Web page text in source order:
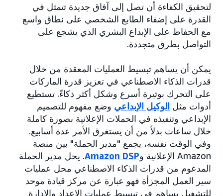
لتحقيق الكفاءة أن تصل إلى آفاق جديدة تتمثل في
القدرة على إضفاء الطابع الشخصي على نطاق واسع
مع الحفاظ على الإبداع البشري الذي يشجع على
التواصل بطرق متجددة.
يمكن أن يساهم تبسيط العمليات المعقدة من خلال
قدرات الذكاء الاصطناعي في تعزيز قدرة الماركات
على التحرك بوتيرة أسرع وشكل أكثر ذكاءً. تستطيع
أدوات مثل الوكيل الإبداعي وضع مفهوم للتصميم
الإبداعي وتنفيذه في الحملات الإعلانية بصورة كاملة
خلال ساعات بدلاً من أن يستغرق الأمر عدة أسابيع.
وفي الوقت نفسه، يجمع "مدير الحملة" بين منصة
Amazon الإعلانية و
Amazon DSP. يحل مدير الحملة
المدعوم من قدرات الذكاء الاصطناعي محل عمليات
سير العمل المجزأة فهو عبارة عن مركز قيادة موحد
للتشغيل يساهم في تبسيط عمليات الإعداد والإدارة